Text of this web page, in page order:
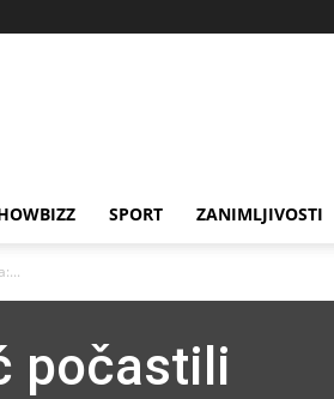
SPORT ZANIMLJIVOSTI
počastili